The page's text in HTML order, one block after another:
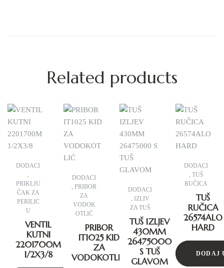
Related products
DODACI
,
PRIKLJU
ČAK ZA
PERILIC
U
VENTIL
KUTNI
2201700M
1/2X3/8
DODACI
, PRIBOR
ZA
VODOK
OTLIĆ
PRIBOR
IT1025 KID
ZA
VODOKOTLIĆ
DODACI
, IZLIV
ZA TUŠ
TUŠ IZLJEV
430MM
26475000
S TUŠ
GLAVOM
DODACI
, TUŠ
RUČICA
TUŠ
RUČICA
26574ALO
HARD
DODAJ